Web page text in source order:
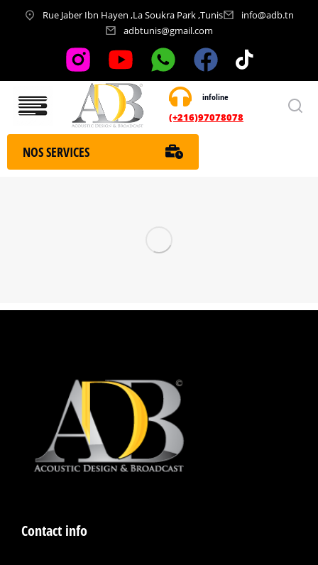
Rue Jaber Ibn Hayen ,La Soukra Park ,Tunis
info@adb.tn
adbtunis@gmail.com
infoline
(+216)97078078
Nos services
NOS SERVICES
Contact info